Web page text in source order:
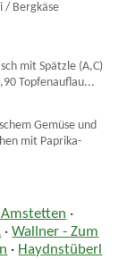
/ Bergkäse
mit Spätzle (A,C)
Topfenauflau...
Gemüse und
mit Paprika-
Amstetten ·
·Wallner - Zum
· Haydnstüberl